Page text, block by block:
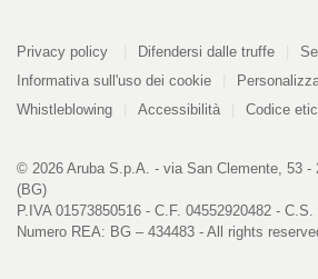
Informazioni
Privacy policy
PDF
kB
Difendersi dalle truffe
Informativa sull'uso dei cookie
Whistleblowing
Accessibilità Codice
© 2026 Aruba S.p.A. - via San Clemente, 53 -
(BG)
P.IVA 01573850516 - C.F. 04552920482 -
Numero REA: BG – 434483 - All rights